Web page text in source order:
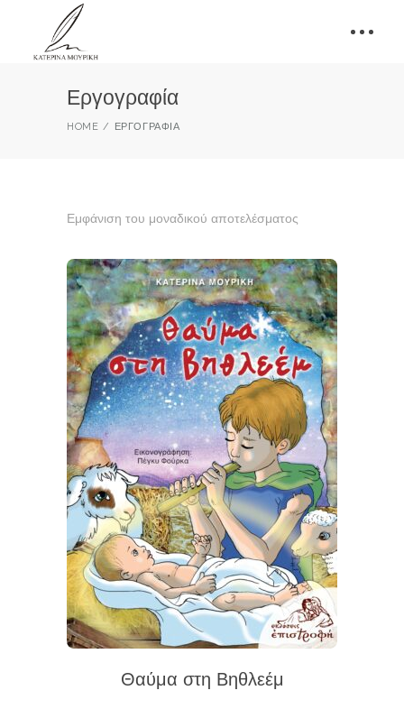
Εργογραφία
HOME ΕΡΓΟΓΡΑΦΊΑ
Εμφάνιση του μοναδικού αποτελέσματος
Θαύμα στη Βηθλεέμ